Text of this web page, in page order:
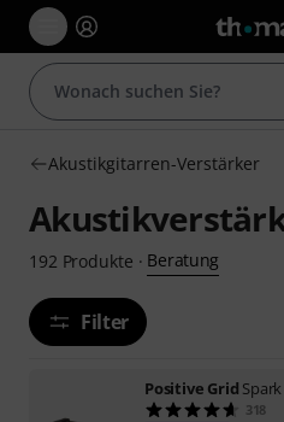
Akustikgitarren-Verstärker
192 Produkte · Beratung
Filter
Positive Grid
318